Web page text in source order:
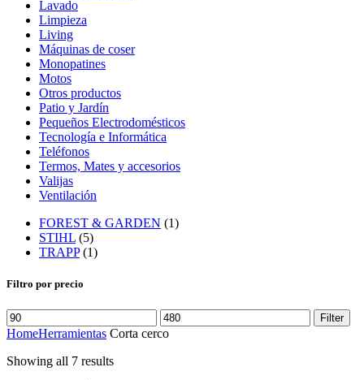
Lavado
Limpieza
Living
Máquinas de coser
Monopatines
Motos
Otros productos
Patio y Jardín
Pequeños Electrodomésticos
Tecnología e Informática
Teléfonos
Termos, Mates y accesorios
Valijas
Ventilación
FOREST & GARDEN (1)
STIHL (5)
TRAPP (1)
Filtro por precio
Filter
HomeHerramientas Corta cerco
Showing all 7 results